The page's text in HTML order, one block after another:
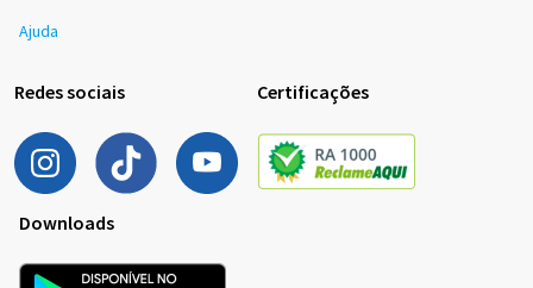
Ajuda
Redes sociais Certificações
Downloads